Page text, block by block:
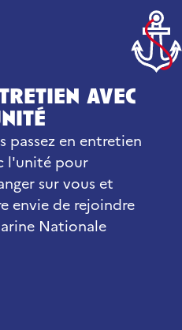
avec
passez en entretien
l'unité pour
sur vous et
envie de rejoindre
Nationale